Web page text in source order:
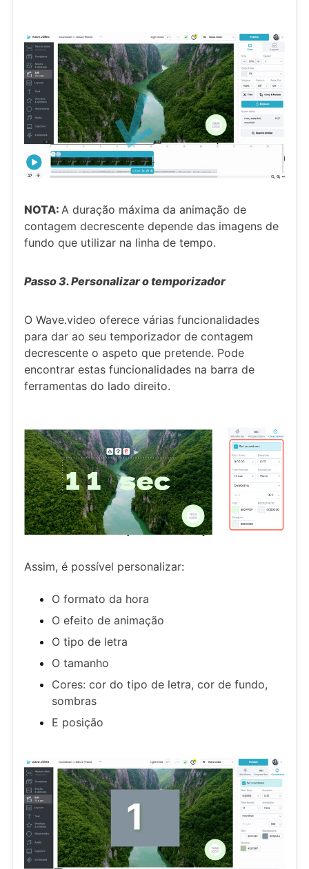
NOTA: A duração máxima da animação de
contagem decrescente depende das imagens de
fundo que utilizar na linha de tempo.
Passo 3. Personalizar o temporizador
O Wave.video oferece várias funcionalidades
para dar ao seu temporizador de contagem
decrescente o aspeto que pretende. Pode
encontrar estas funcionalidades na barra de
ferramentas do lado direito.
Assim, é possível personalizar:
O formato da hora
O efeito de animação
O tipo de letra
O tamanho
Cores: cor do tipo de letra, cor de fundo,
sombras
E posição